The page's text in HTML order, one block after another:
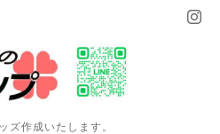
ズ作成いたします。